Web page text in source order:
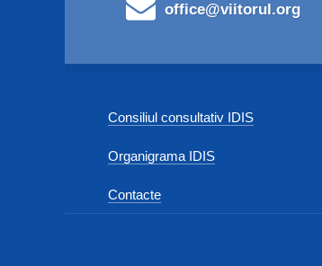
office@viitorul.org
Consiliul consultativ IDIS
Organigrama IDIS
Contacte